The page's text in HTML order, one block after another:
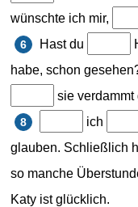
wünschte ich mir,
6 Hast du
habe, schon
sie verdammt
8 ich
glauben. Schließlich
so manche
Katy ist glücklich.